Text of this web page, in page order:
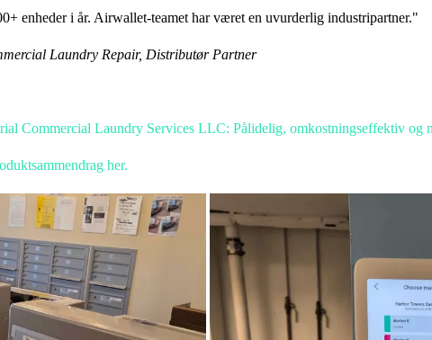
enheder i år. Airwallet-teamet har været en uvurderlig industripartner."
Laundry Repair, Distributør Partner
Commercial Laundry Services LLC: Pålidelig, omkostningseffektiv og
her.